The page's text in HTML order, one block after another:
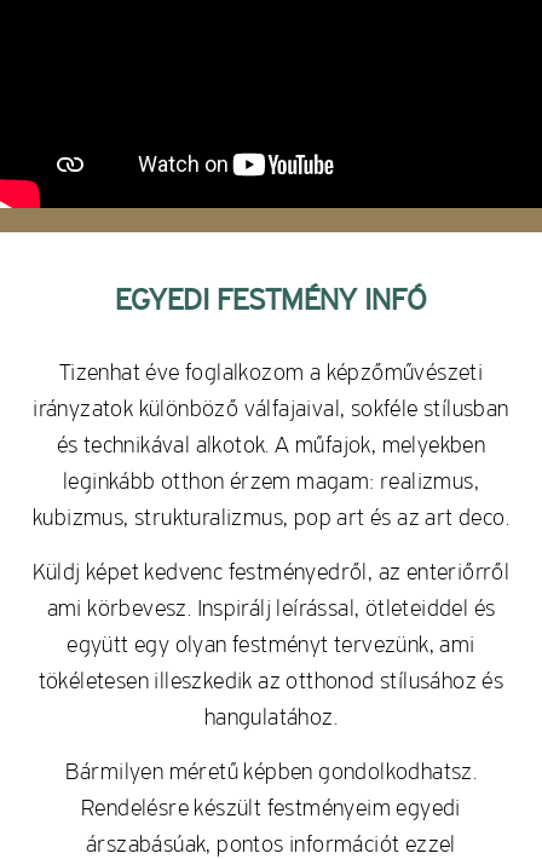
EGYEDI FESTMÉNY INFÓ
Tizenhat éve foglalkozom a képzőművészeti
irányzatok különböző válfajaival, sokféle stílusban
és technikával alkotok. A műfajok, melyekben
leginkább otthon érzem magam: realizmus,
kubizmus, strukturalizmus, pop art és az art deco.
Küldj képet kedvenc festményedről, az enteriőrről
ami körbevesz. Inspirálj leírással, ötleteiddel és
együtt egy olyan festményt tervezünk, ami
tökéletesen illeszkedik az otthonod stílusához és
hangulatához.
Bármilyen méretű képben gondolkodhatsz.
Rendelésre készült festményeim egyedi
árszabásúak, pontos információt ezzel